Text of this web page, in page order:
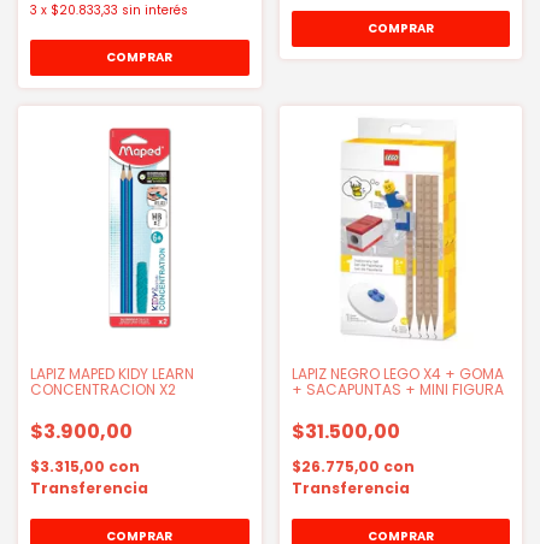
3 x $20.833,33 sin interés
LAPIZ MAPED KIDY LEARN
CONCENTRACION X2
$3.900,00
$3.315,00 con
Transferencia
LAPIZ NEGRO LEGO X4 + GOMA
+ SACAPUNTAS + MINI FIGURA
$31.500,00
$26.775,00 con
Transferencia